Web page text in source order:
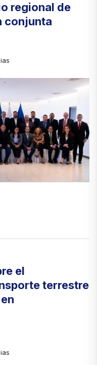
regional de
conjunta
el
terrestre